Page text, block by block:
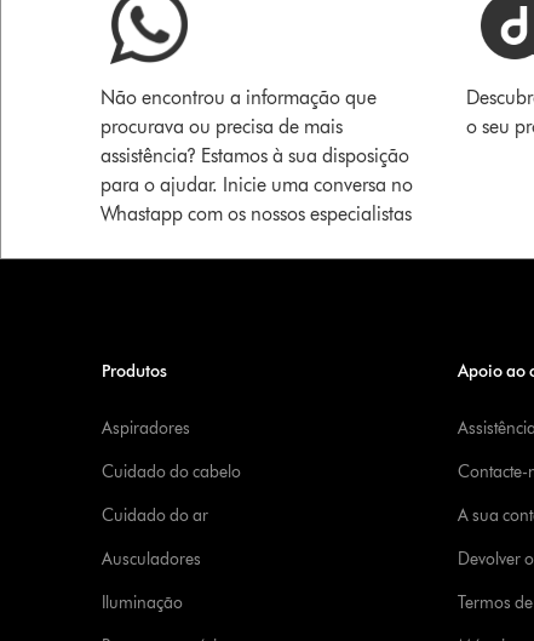
Não encontrou a informação que
procurava ou precisa de mais
assistência? Estamos à sua disposição
para o ajudar. Inicie uma conversa no
Whastapp com os nossos especialistas
o seu
Produtos
Aspiradores
Cuidado do cabelo
Cuidado do ar
Ausculadores
Iluminação
Apoio ao
Assistência
Contacte-
A sua
Devolver
Termos